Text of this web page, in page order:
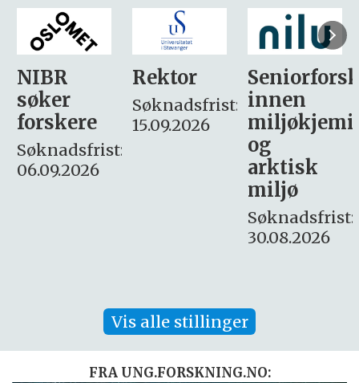
Rektor
Søknadsfrist:
15.09.2026
Seniorforsker
innen
miljøkjemi
søker
– fast
Søknadsfrist:
16. august.
Vis alle stillinger
FRA UNG.FORSKNING.NO: